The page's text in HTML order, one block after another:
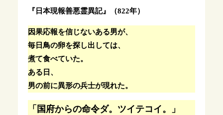
『日本現報善悪霊異記』（822年）
因果応報を信じないある男が、
毎日鳥の卵を探し出しては、
煮て食べていた。
ある日、
男の前に異形の兵士が現れた。
「国府からの命令ダ。ツイテコイ。」